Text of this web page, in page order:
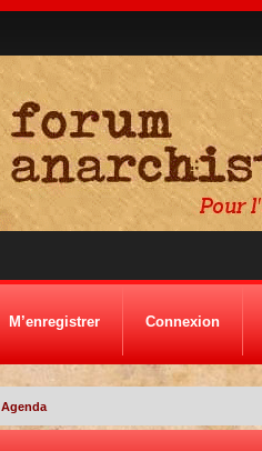
M’enregistrer Connexion
Agenda